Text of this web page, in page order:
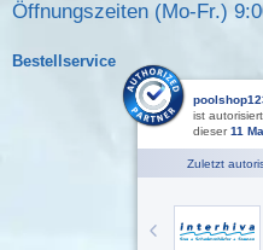
Öffnungszeiten (Mo-Fr.)
Bestellservice